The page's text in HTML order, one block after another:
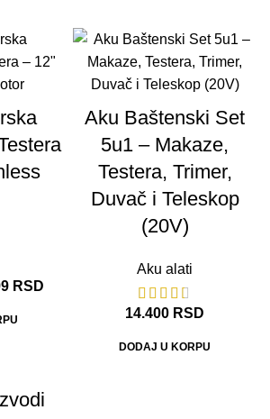
RSD
Aku Baštenski Set
5u1 – Makaze,
Testera, Trimer,
Duvač i Teleskop
(20V)
Aku alati
14.400 RSD
DODAJ U KORPU